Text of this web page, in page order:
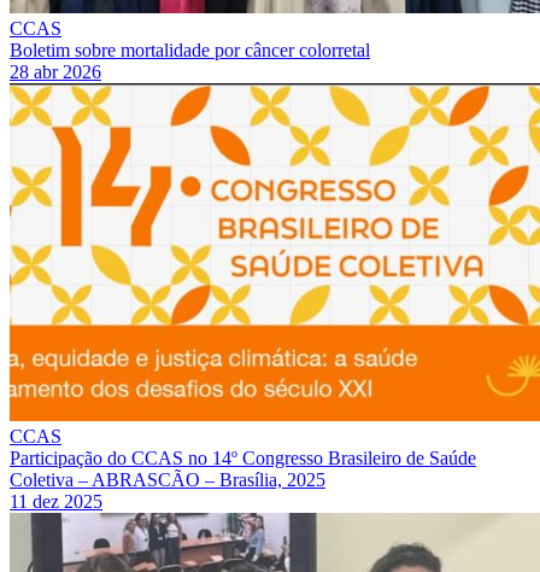
CCAS
Boletim sobre mortalidade por câncer colorretal
28 abr 2026
CCAS
Participação do CCAS no 14º Congresso Brasileiro de Saúde
Coletiva – ABRASCÃO – Brasília, 2025
11 dez 2025